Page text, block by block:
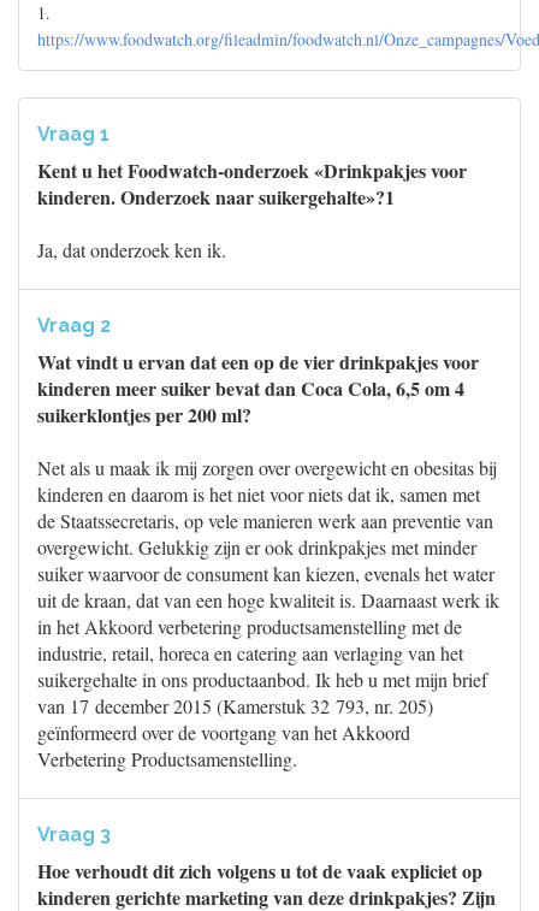
1.
https://www.foodwatch.org/fileadmin/foodwatch.nl/Onze_campagnes/
Vraag 1
Kent u het Foodwatch-onderzoek «Drinkpakjes voor
kinderen. Onderzoek naar suikergehalte»?1
Ja, dat onderzoek ken ik.
Vraag 2
Wat vindt u ervan dat een op de vier drinkpakjes voor
kinderen meer suiker bevat dan Coca Cola, 6,5 om 4
suikerklontjes per 200 ml?
Net als u maak ik mij zorgen over overgewicht en obesitas bij
kinderen en daarom is het niet voor niets dat ik, samen met
de Staatssecretaris, op vele manieren werk aan preventie van
overgewicht. Gelukkig zijn er ook drinkpakjes met minder
suiker waarvoor de consument kan kiezen, evenals het water
uit de kraan, dat van een hoge kwaliteit is. Daarnaast werk ik
in het Akkoord verbetering productsamenstelling met de
industrie, retail, horeca en catering aan verlaging van het
suikergehalte in ons productaanbod. Ik heb u met mijn brief
van 17 december 2015 (Kamerstuk 32 793, nr. 205)
geïnformeerd over de voortgang van het Akkoord
Verbetering Productsamenstelling.
Vraag 3
Hoe verhoudt dit zich volgens u tot de vaak expliciet op
kinderen gerichte marketing van deze drinkpakjes? Zijn